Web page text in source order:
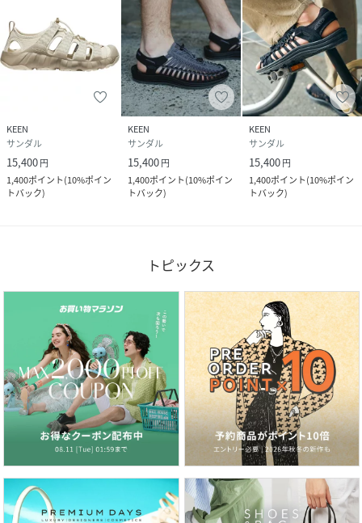
KEEN
サンダル
15,400円
1,400ポイント(10%ポイン
トバック)
KEEN
サンダル
15,400円
1,400ポイント(10%ポイン
トバック)
KEEN
サンダル
15,400円
1,400ポイント(10%ポイン
トバック)
トピックス